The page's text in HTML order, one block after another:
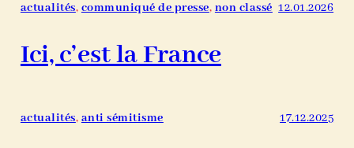
actualités, communiqué de presse, non classé 12.01.2026
Ici, c’est la France
actualités, anti sémitisme 17.12.2025